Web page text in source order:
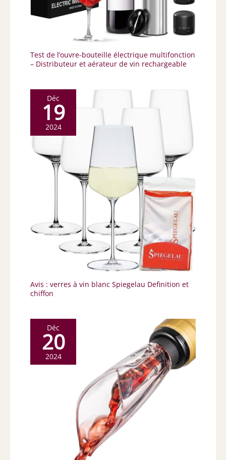
Test de l’ouvre-bouteille électrique multifonction
– Distributeur et aérateur de vin rechargeable
Déc
19
2024
Avis : verres à vin blanc Spiegelau Definition et
chiffon
Déc
20
2024